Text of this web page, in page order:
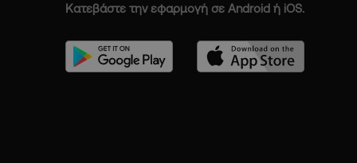
Κατεβάστε την εφαρμογή σε Android ή iOS.